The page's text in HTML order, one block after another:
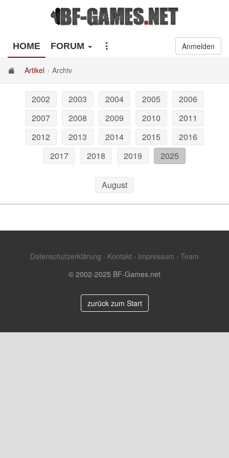
HOME FORUM Anmelden
Artikel Archiv
2002 2003 2004 2005
2006
2007
2008 2009 2010
2011
2012
2013 2014 2015
2016
2017
2018 2019 2025
August
Datenschutzerklärung · Kontakt · Impressum · Team
© 2002-2025 BF-Games.net
zurück zum Start